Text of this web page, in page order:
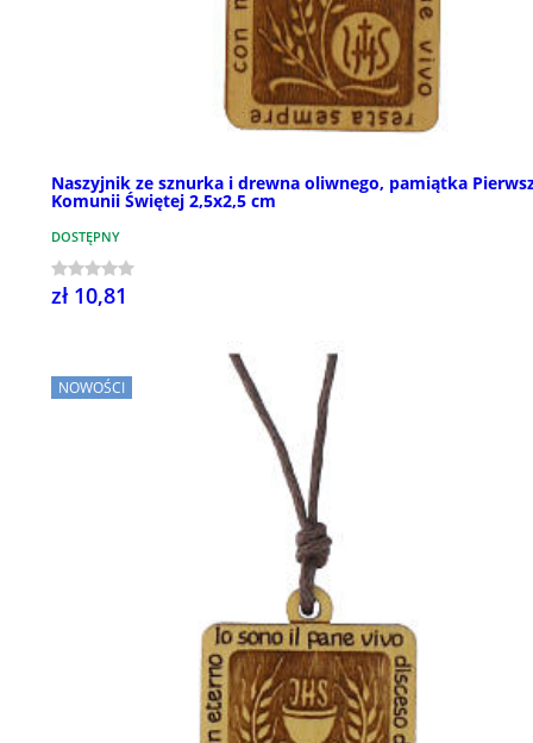
Naszyjnik ze sznurka i drewna oliwnego, pamiątka
Komunii Świętej 2,5x2,5 cm
DOSTĘPNY
zł 10,81
NOWOŚCI